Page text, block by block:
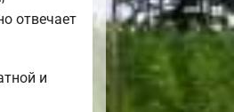
отвечает
и